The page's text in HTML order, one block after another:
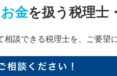
金を扱う税理士
相談できる税理士を、ご要望